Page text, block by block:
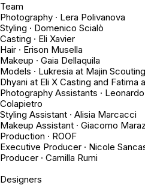
Team
Photography · Lera Polivanova
Styling · Domenico Scialò
Casting · Eli Xavier
Hair · Erison Musella
Makeup · Gaia Dellaquila
Models · Lukresia at Majin
Dhyani at Eli X Casting and Fatima
Photography Assistants ·
Colapietro
Styling Assistant · Alisia Marcacci
Makeup Assistant · Giacomo
Production · ROOF
Executive Producer · Nicole
Producer · Camilla Rumi
Designers